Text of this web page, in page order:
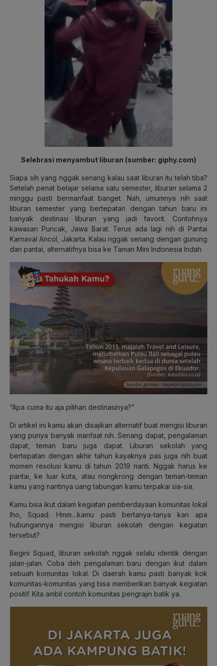
Selebrasi menyambut liburan (sumber: giphy.com)
Siapa sih yang nggak senang kalau saat liburan itu telah tiba?
Setelah penat belajar selama satu semester, liburan selama 2
minggu pasti bermanfaat banget. Nah, umumnya nih saat
liburan semester yang bertepatan dengan tahun baru ini
banyak destinasi liburan yang jadi favorit. Contohnya
kawasan Puncak, Jawa Barat. Terus ada lagi nih di Pantai
Karnaval Ancol, Jakarta. Kalau nggak senang dengan gunung
dan pantai, alternatifnya bisa ke Taman Mini Indonesia Indah.
“Apa cuma itu aja pilihan destinasinya?”
Di artikel ini kamu akan disajikan alternatif buat mengisi liburan
yang punya banyak manfaat nih. Senang dapat, pengalaman
dapat, teman baru juga dapat. Liburan sekolah yang
bertepatan dengan akhir tahun kayaknya pas juga nih buat
momen resolusi kamu di tahun 2019 nanti. Nggak harus ke
pantai, ke luar kota, atau nongkrong dengan teman-teman
kamu yang nantinya uang tabungan kamu terpakai sia-sia.
Kamu bisa ikut dalam kegiatan pemberdayaan komunitas lokal
lho, Squad. Hmm…kamu pasti bertanya-tanya kan apa
hubungannya mengisi liburan sekolah dengan kegiatan
tersebut?
Begini Squad, liburan sekolah nggak selalu identik dengan
jalan-jalan. Coba deh pengalaman baru dengan ikut dalam
sebuah komunitas lokal. Di daerah kamu pasti banyak kok
komunitas-komunitas yang bisa memberikan banyak kegiatan
positif. Kita ambil contoh komunitas pengrajin batik ya.